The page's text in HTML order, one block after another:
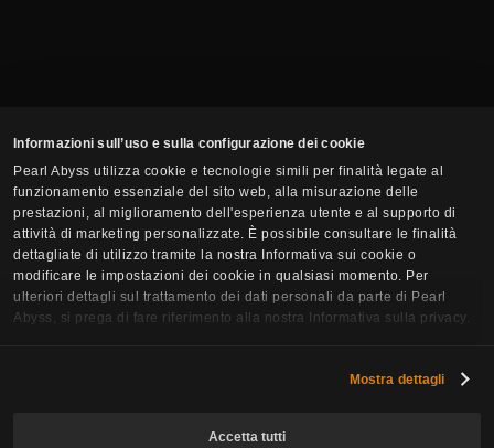
Informazioni sull’uso e sulla configurazione dei cookie
Pearl Abyss utilizza cookie e tecnologie simili per finalità legate al
funzionamento essenziale del sito web, alla misurazione delle
prestazioni, al miglioramento dell'esperienza utente e al supporto di
attività di marketing personalizzate. È possibile consultare le finalità
dettagliate di utilizzo tramite la nostra Informativa sui cookie o
modificare le impostazioni dei cookie in qualsiasi momento. Per
ulteriori dettagli sul trattamento dei dati personali da parte di Pearl
Abyss, si prega di fare riferimento alla nostra Informativa sulla privacy.
Mostra dettagli
Accetta tutti